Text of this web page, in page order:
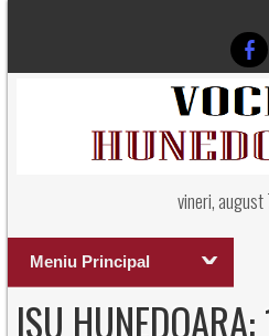
vineri, august
Meniu Principal
ISU